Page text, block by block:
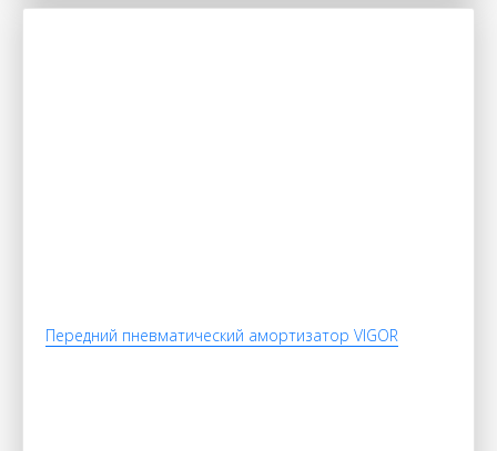
Передний пневматический амортизатор VIGOR